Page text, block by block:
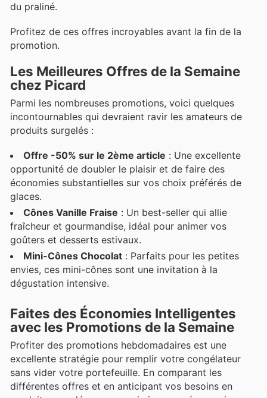
du praliné.
Profitez de ces offres incroyables avant la fin de la
promotion.
Les Meilleures Offres de la Semaine
chez Picard
Parmi les nombreuses promotions, voici quelques
incontournables qui devraient ravir les amateurs de
produits surgelés :
Offre -50% sur le 2ème article : Une excellente
opportunité de doubler le plaisir et de faire des
économies substantielles sur vos choix préférés de
glaces.
Cônes Vanille Fraise : Un best-seller qui allie
fraîcheur et gourmandise, idéal pour animer vos
goûters et desserts estivaux.
Mini-Cônes Chocolat : Parfaits pour les petites
envies, ces mini-cônes sont une invitation à la
dégustation intensive.
Faites des Économies Intelligentes
avec les Promotions de la Semaine
Profiter des promotions hebdomadaires est une
excellente stratégie pour remplir votre congélateur
sans vider votre portefeuille. En comparant les
différentes offres et en anticipant vos besoins en